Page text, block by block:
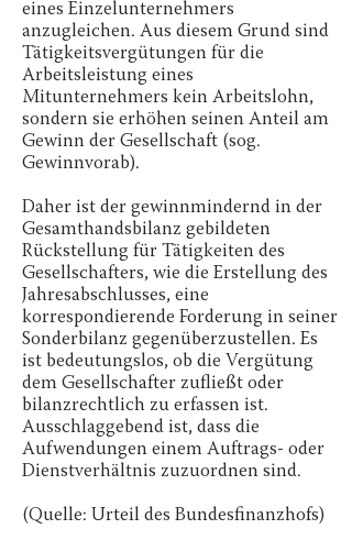
eines Einzelunternehmers
anzugleichen. Aus diesem Grund sind
Tätigkeitsvergütungen für die
Arbeitsleistung eines
Mitunternehmers kein Arbeitslohn,
sondern sie erhöhen seinen Anteil am
Gewinn der Gesellschaft (sog.
Gewinnvorab).
Daher ist der gewinnmindernd in der
Gesamthandsbilanz gebildeten
Rückstellung für Tätigkeiten des
Gesellschafters, wie die Erstellung des
Jahresabschlusses, eine
korrespondierende Forderung in seiner
Sonderbilanz gegenüberzustellen. Es
ist bedeutungslos, ob die Vergütung
dem Gesellschafter zufließt oder
bilanzrechtlich zu erfassen ist.
Ausschlaggebend ist, dass die
Aufwendungen einem Auftrags- oder
Dienstverhältnis zuzuordnen sind.
(Quelle: Urteil des Bundesfinanzhofs)